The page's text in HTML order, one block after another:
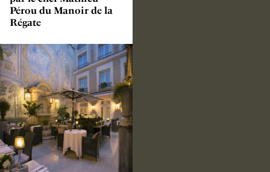
Pérou du Manoir de la
Régate